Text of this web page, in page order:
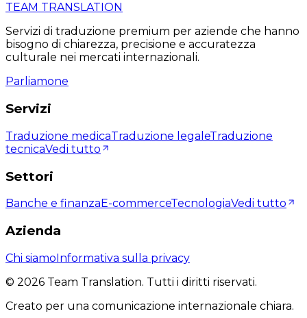
TEAM TRANSLATION
Servizi di traduzione premium per aziende che hanno
bisogno di chiarezza, precisione e accuratezza
culturale nei mercati internazionali.
Parliamone
Servizi
Traduzione medicaTraduzione legaleTraduzione
tecnicaVedi tutto
Settori
Banche e finanza E-commerceTecnologiaVedi tutto
Azienda
Chi siamoInformativa sulla privacy
© 2026 Team Translation. Tutti i diritti riservati.
Creato per una comunicazione internazionale chiara.